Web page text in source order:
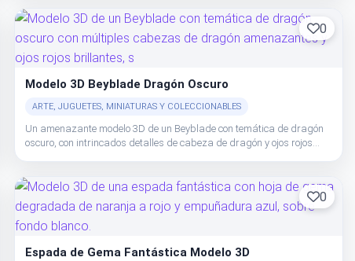
0
Modelo 3D Beyblade Dragón Oscuro
ARTE, JUGUETES, MINIATURAS Y COLECCIONABLES
Un amenazante modelo 3D de un Beyblade con temática de dragón
oscuro, con intrincados detalles de cabeza de dragón y ojos rojos
0
Espada de Gema Fantástica Modelo 3D